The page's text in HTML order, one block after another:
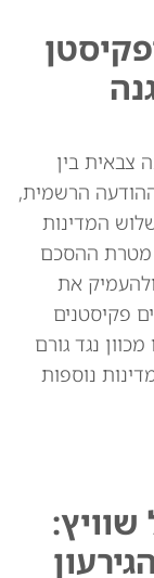
צבאית בין
הרשמית,
המדינות
מטרת ההסכם
את
פקיסטנים
נגד גורם
נוספות